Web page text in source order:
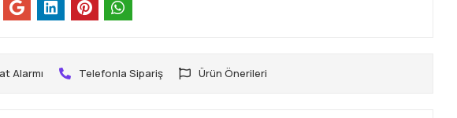
Alarmı Telefonla Sipariş Ürün Önerileri